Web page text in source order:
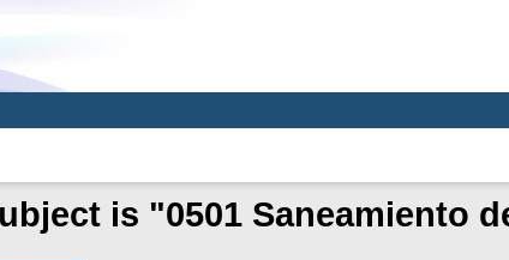
is "0501 Saneamiento